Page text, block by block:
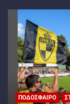
ΠΟΔΌΣΦΑΙΡΟ